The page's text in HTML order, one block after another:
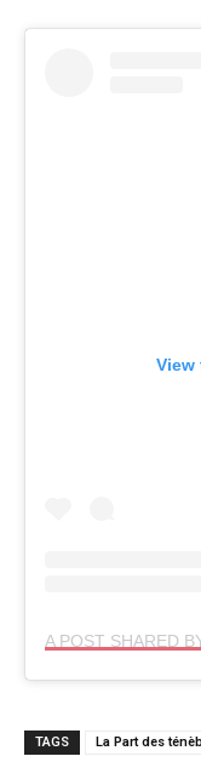
View
TAGS La Part des